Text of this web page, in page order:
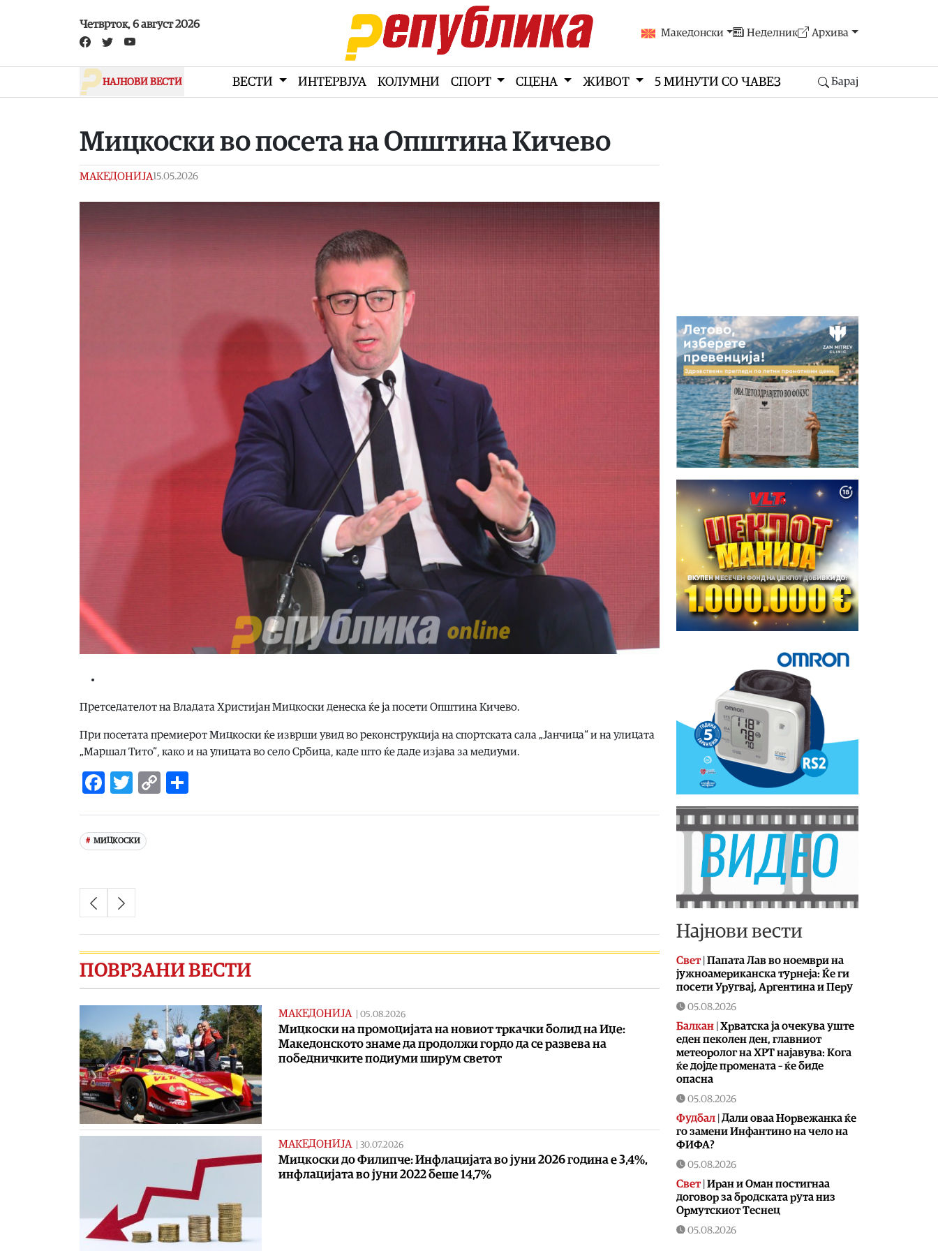
Четврток, 6 август 2026
Македонски Неделник Архива
НАЈНОВИ ВЕСТИ ВЕСТИ ИНТЕРВЈУА КОЛУМНИ СПОРТ СЦЕНА ЖИВОТ 5 МИНУТИ СО ЧАВЕЗ Барај
Мицкоски во посета на Општина Кичево
МАКЕДОНИЈА15.05.2026
Претседателот на Владата Христијан Мицкоски денеска ќе ја посети Општина Кичево.
При посетата премиерот Мицкоски ќе изврши увид во реконструкција на спортската сала „Јанчица“ и на улицата
„Маршал Тито“, како и на улицата во село Србица, каде што ќе даде изјава за медиуми.
Facebook
Twitter
Copy
МИЦКОСКИ
ПОВРЗАНИ ВЕСТИ
МАКЕДОНИЈА 05.08.2026
Мицкоски на промоцијата на новиот тркачки болид на Иџе:
Македонското знаме да продолжи гордо да се развева на
победничките подиуми ширум светот
МАКЕДОНИЈА 30.07.2026
Мицкоски до Филипче: Инфлацијата во јуни 2026 година е 3,4%,
инфлацијата во јуни 2022 беше 14,7%
Најнови вести
Свет| Папата Лав во ноември на
јужноамериканска турнеја: Ќе ги
посети Уругвај, Аргентина и Перу
05.08.2026
Балкан | Хрватска ја очекува уште
еден пеколен ден, главниот
метеоролог на ХРТ најавува: Кога
ќе дојде промената – ќе биде
опасна
05.08.2026
Фудбал | Дали оваа Норвежанка ќе
го замени Инфантино на чело на
ФИФА?
05.08.2026
Свет| Иран и Оман постигнаа
договор за бродската рута низ
Ормутскиот Теснец
05.08.2026